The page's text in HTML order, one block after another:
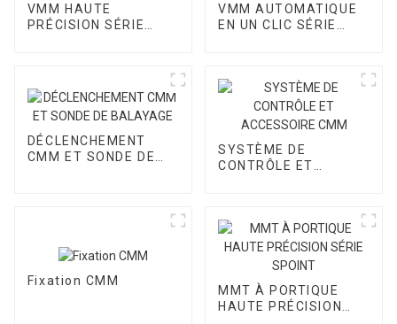
VMM HAUTE
PRÉCISION SÉRIE
VMM AUTOMATIQUE
EN UN CLIC SÉRIE
DÉCLENCHEMENT
CMM ET SONDE DE
SYSTÈME DE
CONTRÔLE ET
Fixation CMM
MMT À PORTIQUE
HAUTE PRÉCISION